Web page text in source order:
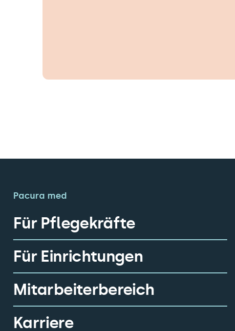
Pacura med
Für Pflegekräfte
Für Einrichtungen
Mitarbeiterbereich
Karriere